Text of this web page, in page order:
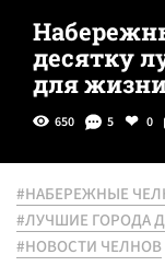
десятку
для
650 5 0
#НАБЕРЕЖНЫЕ
#ЛУЧШИЕ ГОРОДА
#НОВОСТИ ЧЕЛНОВ